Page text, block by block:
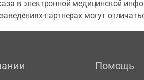
в электронной медицинской
партнерах могут
Помощь